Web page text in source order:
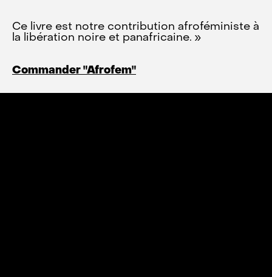
Ce livre est notre contribution afroféministe à
la libération noire et panafricaine. »
Commander "Afrofem"